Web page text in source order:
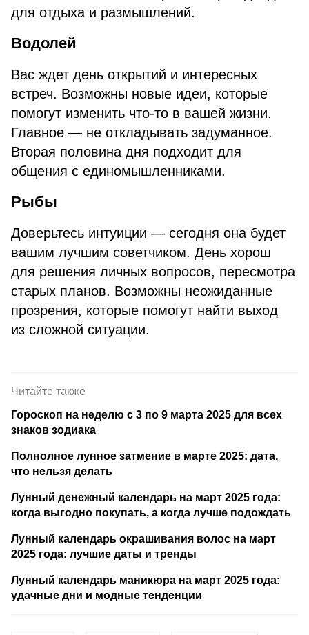
для отдыха и размышлений.
Водолей
Вас ждет день открытий и интересных
встреч. Возможны новые идеи, которые
помогут изменить что-то в вашей жизни.
Главное — не откладывать задуманное.
Вторая половина дня подходит для
общения с единомышленниками.
Рыбы
Доверьтесь интуиции — сегодня она будет
вашим лучшим советчиком. День хорош
для решения личных вопросов, пересмотра
старых планов. Возможны неожиданные
прозрения, которые помогут найти выход
из сложной ситуации.
Читайте также
Гороскоп на неделю с 3 по 9 марта 2025 для всех
знаков зодиака
Полнолное лунное затмение в марте 2025: дата,
что нельзя делать
Лунный денежный календарь на март 2025 года:
когда выгодно покупать, а когда лучше подождать
Лунный календарь окрашивания волос на март
2025 года: лучшие даты и тренды
Лунный календарь маникюра на март 2025 года:
удачные дни и модные тенденции